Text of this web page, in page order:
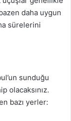
daha uygun
sürelerini
sunduğu
olacaksınız.
bazı yerler: